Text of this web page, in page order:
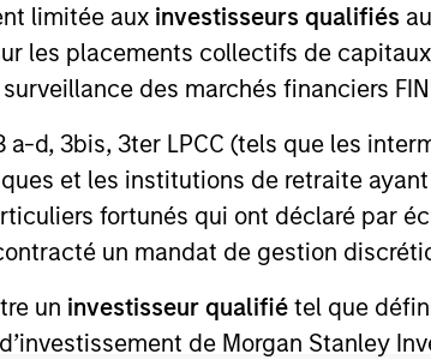
limitée aux investisseurs qualifiés
les placements collectifs de
des marchés financiers
a-d, 3bis, 3ter LPCC (tels que les
et les institutions de retraite
fortunés qui ont déclaré par
un mandat de gestion
un investisseur qualifié tel que
de Morgan Stanley
the Portfolio Solutions Group at MSIM,
Blanca received her dual B.S.,
Universidad Pontificia de Comillas